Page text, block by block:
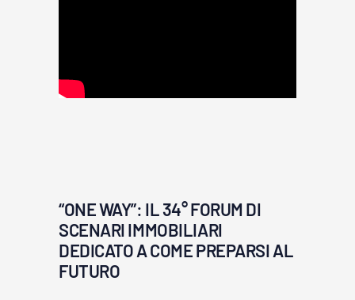
“ONE WAY”: IL 34° FORUM DI
SCENARI IMMOBILIARI
DEDICATO A COME PREPARSI AL
FUTURO